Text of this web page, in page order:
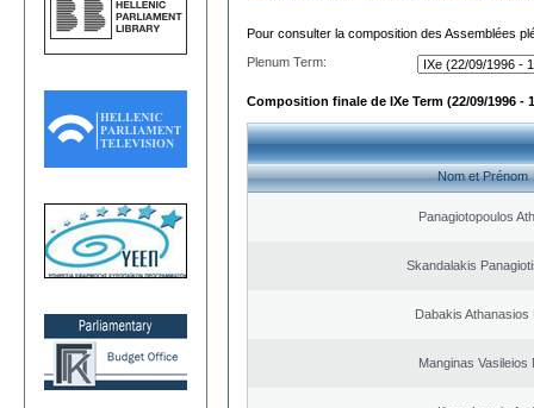
Pour consulter la composition des Assemblées
Plenum Term:
Composition finale de IXe Term (22/09/1996 -
Nom et Prénom
Panagiotopoulos
Skandalakis
Dabakis Athanasios
Manginas Vasileios